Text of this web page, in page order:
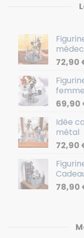
72,90
femme
69,90
Idée
métal
72,90
78,90